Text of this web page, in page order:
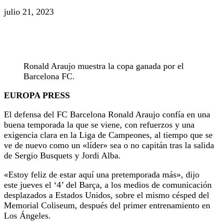
julio 21, 2023
Ronald Araujo muestra la copa ganada por el
Barcelona FC.
EUROPA PRESS
El defensa del FC Barcelona Ronald Araujo confía en una
buena temporada la que se viene, con refuerzos y una
exigencia clara en la Liga de Campeones, al tiempo que se
ve de nuevo como un «líder» sea o no capitán tras la salida
de Sergio Busquets y Jordi Alba.
«Estoy feliz de estar aquí una pretemporada más», dijo
este jueves el ‘4’ del Barça, a los medios de comunicación
desplazados a Estados Unidos, sobre el mismo césped del
Memorial Coliseum, después del primer entrenamiento en
Los Ángeles.